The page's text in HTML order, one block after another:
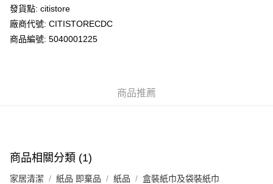
WeChat Pay
送貨方式
每筆HK$50.00，滿HK$200.00或以上免運費
UNY 門市自取
發貨點: citistore
廠商代號: CITISTORECDC
商品編號: 5040001225
商品推薦
商品相關分類 (1)
家居清潔 紙品 即棄品 紙品 盒裝紙巾及袋裝紙巾